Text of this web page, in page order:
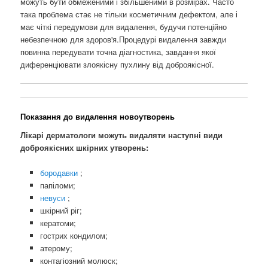
така проблема стає не тільки косметичним дефектом, але і
має чіткі передумови для видалення, будучи потенційно
небезпечною для здоров'я.Процедурі видалення завжди
повинна передувати точна діагностика, завдання якої
диференціювати злоякісну пухлину від доброякісної.
Показання до видалення новоутворень
Лікарі дерматологи можуть видаляти наступні види
доброякісних шкірних утворень:
бородавки ;
папіломи;
невуси ;
шкірний ріг;
кератоми;
гострих кондилом;
атерому;
контагіозний молюск;